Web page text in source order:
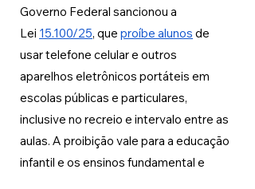
Governo Federal sancionou a
Lei 15.100/25, que proíbe alunos de
usar telefone celular e outros
aparelhos eletrônicos portáteis em
escolas públicas e particulares,
inclusive no recreio e intervalo entre as
aulas. A proibição vale para a educação
infantil e os ensinos fundamental e